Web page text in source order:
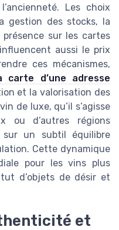
Les choix
gestion des stocks, la
sur les cartes
aussi le prix
ces mécanismes,
d’une adresse
et la valorisation des
de luxe, qu’il s’agisse
ou d’autres régions
sur un subtil équilibre
Cette dynamique
pour les vins plus
d’objets de désir et
et